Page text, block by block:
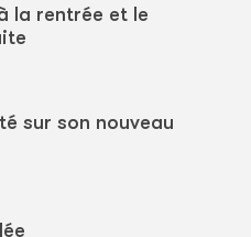
la rentrée et le
sur son nouveau